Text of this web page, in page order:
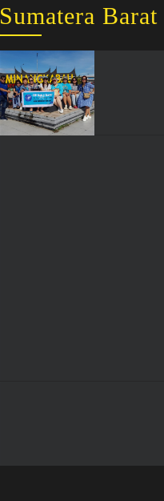
Sumatera Barat